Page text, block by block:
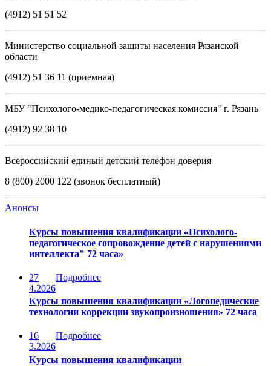
(4912) 51 51 52
Министерство социальной защиты населения Рязанской
области
(4912) 51 36 11 (приемная)
МБУ "Психолого-медико-педагогическая комиссия" г. Рязань
(4912) 92 38 10
Всероссийский единый детский телефон доверия
8 (800) 2000 122 (звонок бесплатный)
Анонсы
Курсы повышения квалификации «Психолого-
педагогическое сопровождение детей с нарушениями
интеллекта" 72 часа»
27
4.2026
Подробнее
Курсы повышения квалификации «Логопедические
технологии коррекции звукопроизношения» 72 часа
16
3.2026
Подробнее
Курсы повышения квалификации